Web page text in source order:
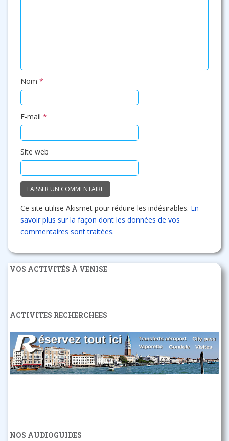
Nom *
E-mail *
Site web
Ce site utilise Akismet pour réduire les indésirables. En
savoir plus sur la façon dont les données de vos
commentaires sont traitées.
VOS ACTIVITÉS À VENISE
ACTIVITES RECHERCHEES
NOS AUDIOGUIDES